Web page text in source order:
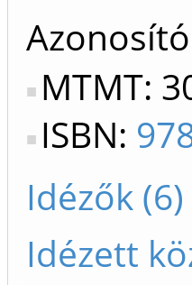
MTMT:
ISBN:
Idézők (6)
Idézett